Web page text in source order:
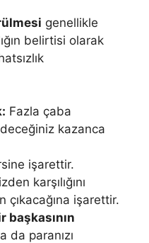
genellikle
belirtisi olarak
Fazla çaba
kazanca
işarettir.
karşılığı­nı
çıkacağına işarettir.
başka­sının
da paranızı